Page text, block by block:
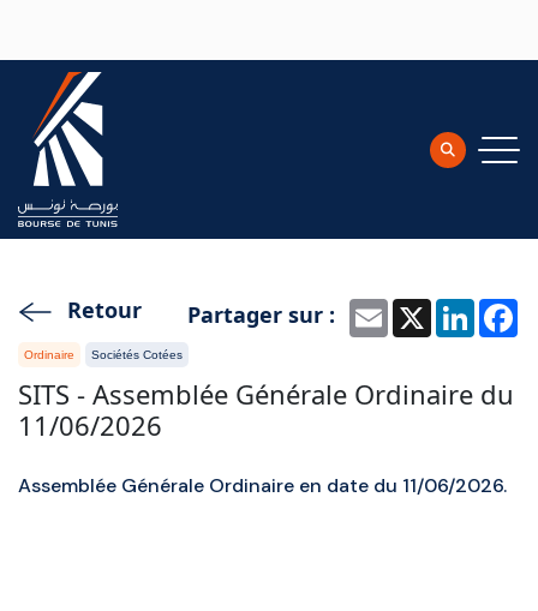
Retour Partager sur : EmailX
Ordinaire Sociétés Cotées
SITS - Assemblée Générale Ordinaire du
11/06/2026
Assemblée Générale Ordinaire en date du 11/06/2026.